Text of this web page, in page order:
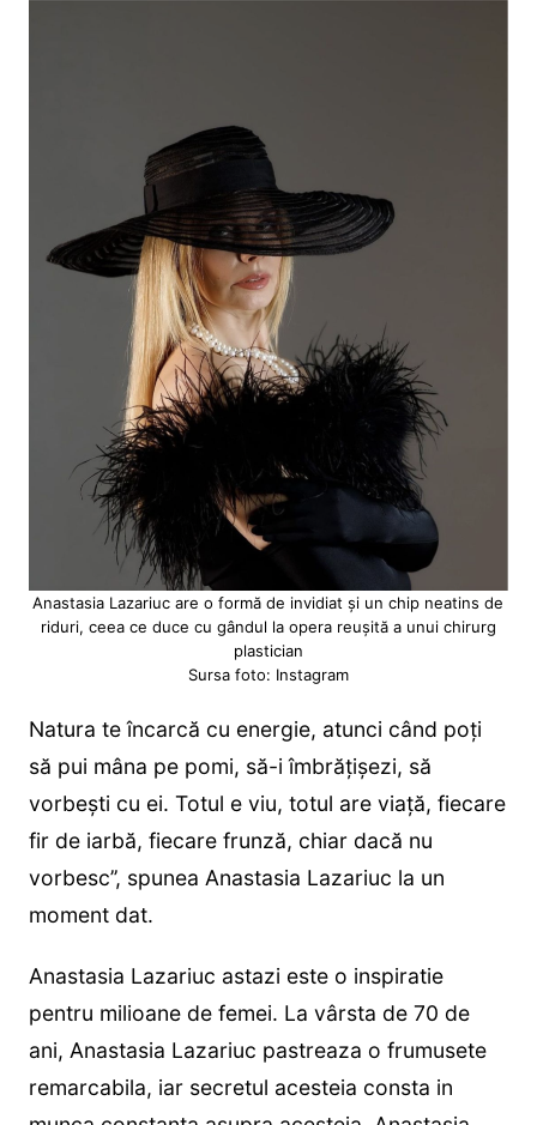
Anastasia Lazariuc are o formă de invidiat și un chip neatins de
riduri, ceea ce duce cu gândul la opera reușită a unui chirurg
plastician
Sursa foto: Instagram
Natura te încarcă cu energie, atunci când poți
să pui mâna pe pomi, să-i îmbrățișezi, să
vorbești cu ei. Totul e viu, totul are viață, fiecare
fir de iarbă, fiecare frunză, chiar dacă nu
vorbesc’’, spunea Anastasia Lazariuc la un
moment dat.
Anastasia Lazariuc astazi este o inspiratie
pentru milioane de femei. La vârsta de 70 de
ani, Anastasia Lazariuc pastreaza o frumusete
remarcabila, iar secretul acesteia consta in